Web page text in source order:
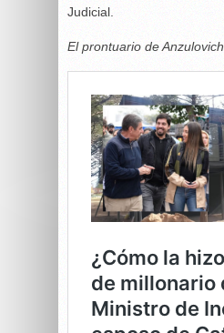
Judicial.
El prontuario de Anzulovich